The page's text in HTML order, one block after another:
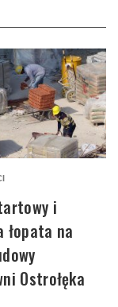
i
łopata na
Ostrołęka